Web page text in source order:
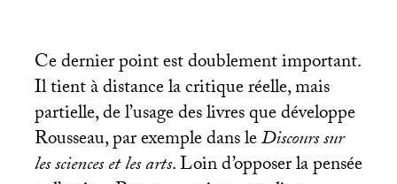
Ce dernier point est doublement important.
Il tient à distance la critique réelle, mais
partielle, de l’usage des livres que développe
Rousseau, par exemple dans leDiscours sur
les sciences et les arts. Loin d’opposer la pensée